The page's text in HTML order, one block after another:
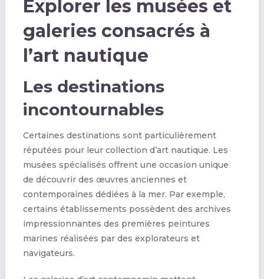
Explorer les musées et
galeries consacrés à
l’art nautique
Les destinations
incontournables
Certaines destinations sont particulièrement
réputées pour leur collection d’art nautique. Les
musées spécialisés offrent une occasion unique
de découvrir des œuvres anciennes et
contemporaines dédiées à la mer. Par exemple,
certains établissements possèdent des archives
impressionnantes des premières peintures
marines réalisées par des explorateurs et
navigateurs.